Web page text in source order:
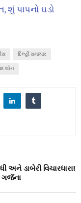
પાપનો ઘડો
દિલ્હી સમાચાર
લોન
અને ડાબેરી વિચારધારા!